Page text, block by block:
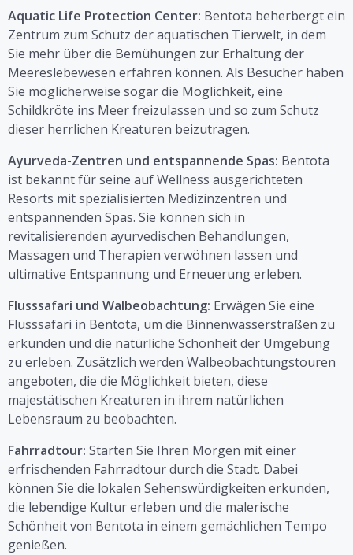
Aquatic Life Protection Center: Bentota beherbergt ein
Zentrum zum Schutz der aquatischen Tierwelt, in dem
Sie mehr über die Bemühungen zur Erhaltung der
Meereslebewesen erfahren können. Als Besucher haben
Sie möglicherweise sogar die Möglichkeit, eine
Schildkröte ins Meer freizulassen und so zum Schutz
dieser herrlichen Kreaturen beizutragen.
Ayurveda-Zentren und entspannende Spas: Bentota
ist bekannt für seine auf Wellness ausgerichteten
Resorts mit spezialisierten Medizinzentren und
entspannenden Spas. Sie können sich in
revitalisierenden ayurvedischen Behandlungen,
Massagen und Therapien verwöhnen lassen und
ultimative Entspannung und Erneuerung erleben.
Flusssafari und Walbeobachtung: Erwägen Sie eine
Flusssafari in Bentota, um die Binnenwasserstraßen zu
erkunden und die natürliche Schönheit der Umgebung
zu erleben. Zusätzlich werden Walbeobachtungstouren
angeboten, die die Möglichkeit bieten, diese
majestätischen Kreaturen in ihrem natürlichen
Lebensraum zu beobachten.
Fahrradtour: Starten Sie Ihren Morgen mit einer
erfrischenden Fahrradtour durch die Stadt. Dabei
können Sie die lokalen Sehenswürdigkeiten erkunden,
die lebendige Kultur erleben und die malerische
Schönheit von Bentota in einem gemächlichen Tempo
genießen.